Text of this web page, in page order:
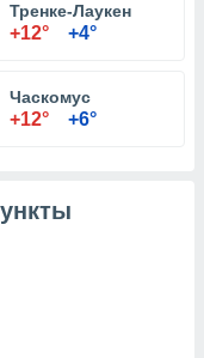
Тренке-Лаукен
+12° +4°
Часкомус
+12° +6°